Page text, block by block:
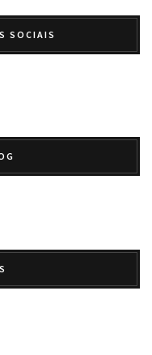
SOCIAIS